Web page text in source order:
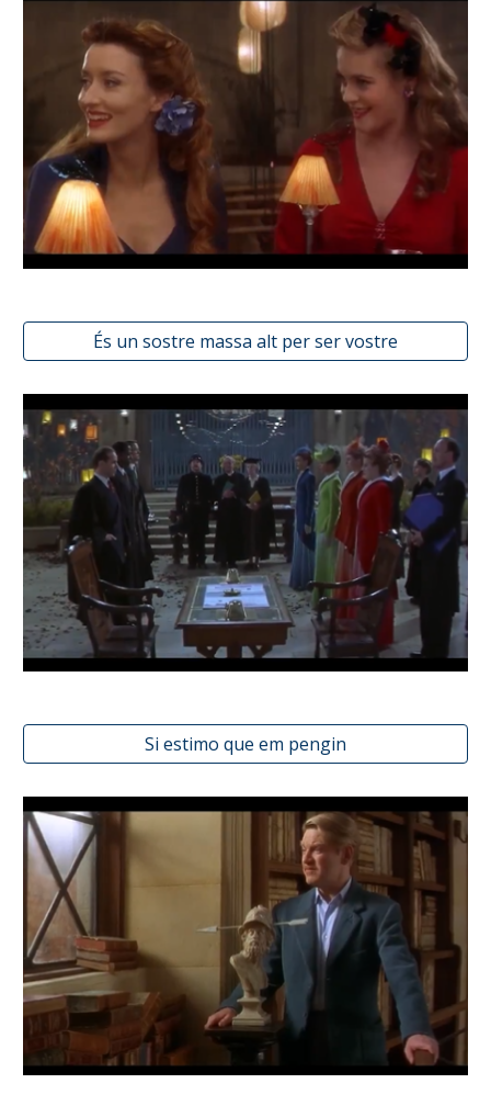
És un sostre massa alt per ser vostre
Si estimo que em pengin